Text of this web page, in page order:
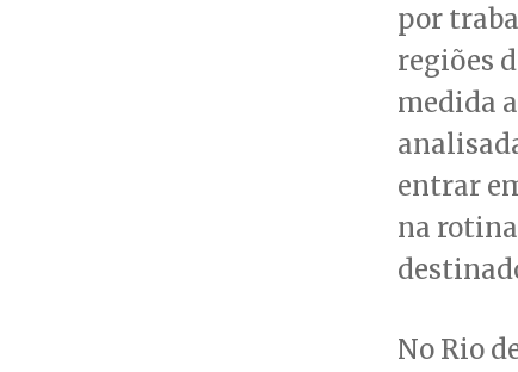
por
regiões
medida
entrar
na
No Rio